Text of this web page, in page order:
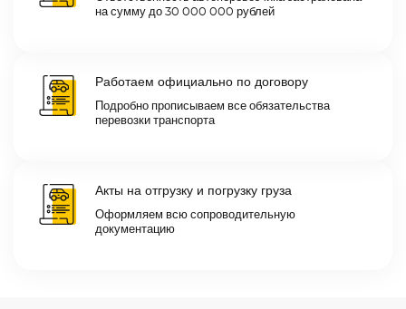
на сумму до 30 000 000 рублей
Работаем официально по договору
Подробно прописываем все обязательства
перевозки транспорта
Акты на отгрузку и погрузку груза
Оформляем всю сопроводительную
документацию